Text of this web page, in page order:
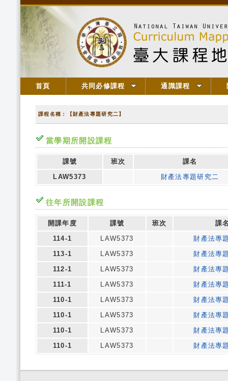
首頁 共同必修課程 通識課程
課程名稱：【財產法專題研究二】
當學期所開設課程
課號 班次
課名
LAW5373
財產法專題研究二
往年所開設課程
開課年度 課號 班次
課
114-1
LAW5373
財產法專
113-1
LAW5373
財產法專
112-1
LAW5373
財產法專
111-1
LAW5373
財產法專
110-1
LAW5373
財產法專
110-1
LAW5373
財產法專
110-1
LAW5373
財產法專
110-1
LAW5373 財產法專